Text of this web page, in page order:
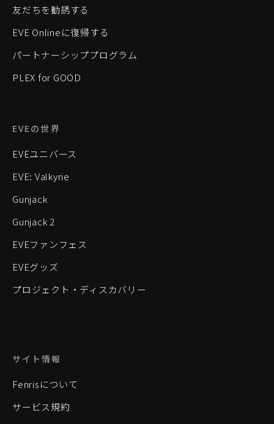
友だちを勧誘する
EVE Onlineに復帰する
パートナーシッププログラム
PLEX for GOOD
EVEの世界
EVEユニバース
EVE: Valkyrie
Gunjack
Gunjack 2
EVEファンフェス
EVEグッズ
プロジェクト・ディスカバリー
サイト情報
Fenrisについて
サービス規約